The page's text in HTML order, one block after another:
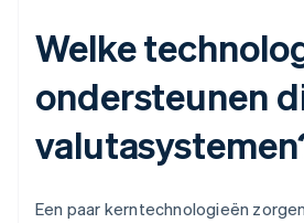
Welke
ondersteunen
Een paar kerntechnologieën